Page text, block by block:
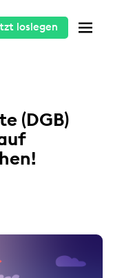
loslegen
(DGB)